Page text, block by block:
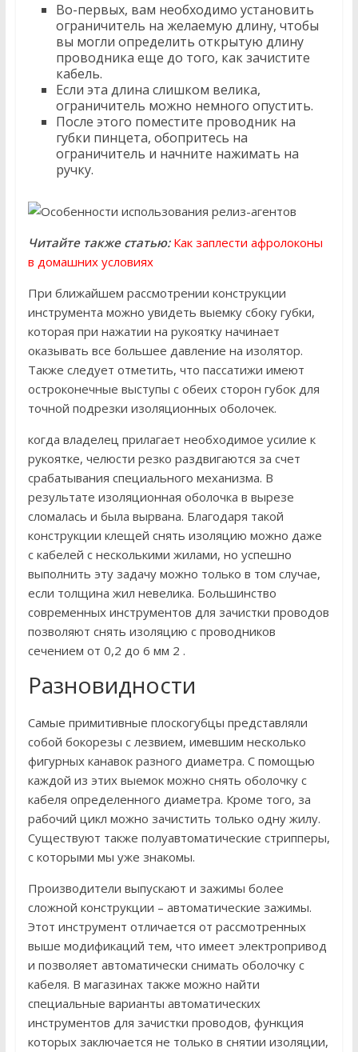
Во-первых, вам необходимо установить
ограничитель на желаемую длину, чтобы
вы могли определить открытую длину
проводника еще до того, как зачистите
кабель.
Если эта длина слишком велика,
ограничитель можно немного опустить.
После этого поместите проводник на
губки пинцета, обопритесь на
ограничитель и начните нажимать на
ручку.
Читайте также статью: Как заплести афролоконы
в домашних условиях
При ближайшем рассмотрении конструкции
инструмента можно увидеть выемку сбоку губки,
которая при нажатии на рукоятку начинает
оказывать все большее давление на изолятор.
Также следует отметить, что пассатижи имеют
остроконечные выступы с обеих сторон губок для
точной подрезки изоляционных оболочек.
когда владелец прилагает необходимое усилие к
рукоятке, челюсти резко раздвигаются за счет
срабатывания специального механизма. В
результате изоляционная оболочка в вырезе
сломалась и была вырвана. Благодаря такой
конструкции клещей снять изоляцию можно даже
с кабелей с несколькими жилами, но успешно
выполнить эту задачу можно только в том случае,
если толщина жил невелика. Большинство
современных инструментов для зачистки проводов
позволяют снять изоляцию с проводников
сечением от 0,2 до 6 мм 2 .
Разновидности
Самые примитивные плоскогубцы представляли
собой бокорезы с лезвием, имевшим несколько
фигурных канавок разного диаметра. С помощью
каждой из этих выемок можно снять оболочку с
кабеля определенного диаметра. Кроме того, за
рабочий цикл можно зачистить только одну жилу.
Существуют также полуавтоматические стрипперы,
с которыми мы уже знакомы.
Производители выпускают и зажимы более
сложной конструкции – автоматические зажимы.
Этот инструмент отличается от рассмотренных
выше модификаций тем, что имеет электропривод
и позволяет автоматически снимать оболочку с
кабеля. В магазинах также можно найти
специальные варианты автоматических
инструментов для зачистки проводов, функция
которых заключается не только в снятии изоляции,